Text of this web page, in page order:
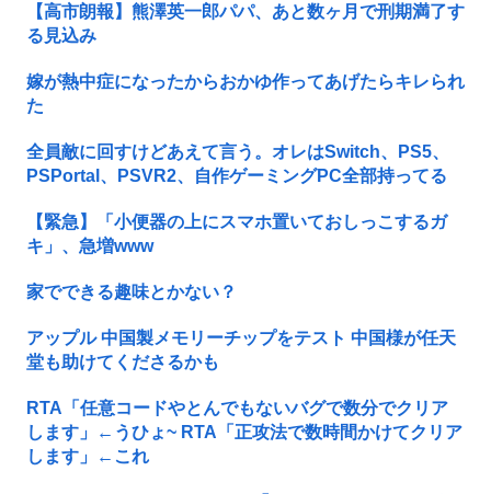
【高市朗報】熊澤英一郎パパ、あと数ヶ月で刑期満了す
る見込み
嫁が熱中症になったからおかゆ作ってあげたらキレられ
た
全員敵に回すけどあえて言う。オレはSwitch、PS5、
PSPortal、PSVR2、自作ゲーミングPC全部持ってる
【緊急】「小便器の上にスマホ置いておしっこするガ
キ」、急増www
家でできる趣味とかない？
アップル 中国製メモリーチップをテスト 中国様が任天
堂も助けてくださるかも
RTA「任意コードやとんでもないバグで数分でクリア
します」←うひょ~ RTA「正攻法で数時間かけてクリア
します」←これ